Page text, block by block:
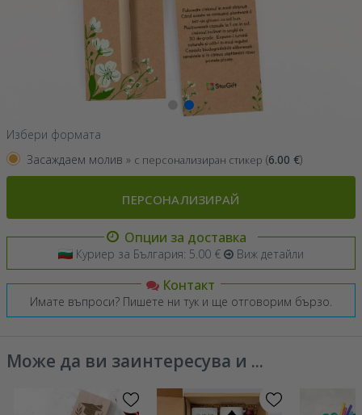
Избери формата
Засаждаем молив » с персонализиран стикер (6.00 €)
ПЕРСОНАЛИЗИРАЙ
Опции за доставка
Куриер за България: 5.00 € Виж детайли
Контакт
Имате въпроси? Пишете ни тук и ще отговорим бързо.
Може да ви заинтересува и ...